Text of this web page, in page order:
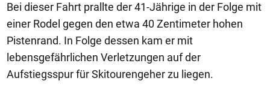
Bei dieser Fahrt prallte der 41-Jährige in der Folge mit
einer Rodel gegen den etwa 40 Zentimeter hohen
Pistenrand. In Folge dessen kam er mit
lebensgefährlichen Verletzungen auf der
Aufstiegsspur für Skitourengeher zu liegen.